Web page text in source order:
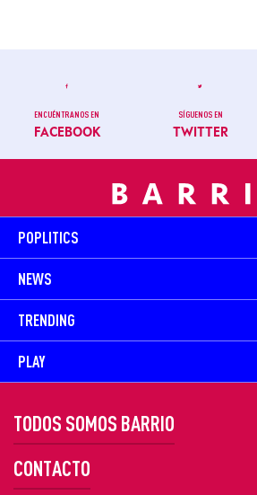
ENCUÉNTRANOS EN
FACEBOOK
SÍGUENOS EN
TWITTER
POPLITICS
NEWS
TRENDING
PLAY
TODOS SOMOS BARRIO
CONTACTO